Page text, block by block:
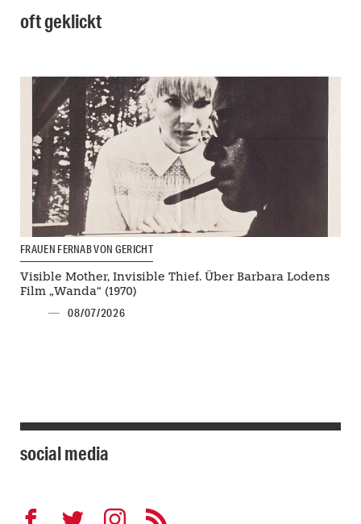
oft geklickt
FRAUEN FERNAB VON GERICHT
Visible Mother, Invisible Thief. Über Barbara Lodens
Film „Wanda“ (1970)
08/07/2026
social media